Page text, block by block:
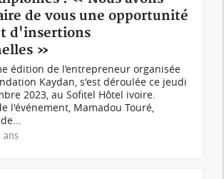
de vous une opportunité
d'insertions
»
édition de l’entrepreneur organisée
Kaydan, s'est déroulée ce jeudi
2023, au Sofitel Hôtel ivoire.
l'événement, Mamadou Touré,
ans